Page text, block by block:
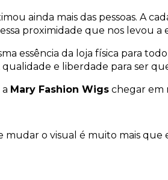
ainda mais das pessoas. A
proximidade que nos levou
essência da loja física para todo
e liberdade para ser
Mary Fashion Wigs chegar em
mudar o visual é muito mais